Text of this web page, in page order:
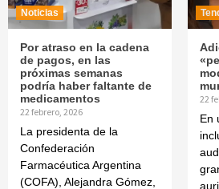
Noticias
Por atraso en la cadena
de pagos, en las
próximas semanas
podría haber faltante de
medicamentos
22 febrero, 2026
La presidenta de la
Confederación
Farmacéutica Argentina
(COFA), Alejandra Gómez,
22
En